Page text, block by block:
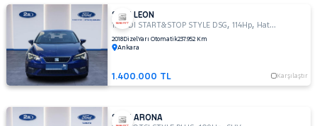
Tüm
Araçlar
AUDI
BMC
BMW
BYD
SEAT LEON
1.6 TDI START&STOP STYLE DSG,114Hp, Hatchback 5 Kapı
2018DizelYarı Otomatik237.952 Km
Ankara
1.400.000 TL Karşılaştır
SEAT ARONA